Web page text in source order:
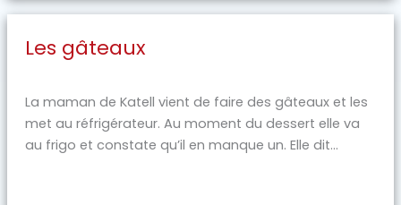
Les gâteaux
La maman de Katell vient de faire des gâteaux et les
met au réfrigérateur. Au moment du dessert elle va
au frigo et constate qu’il en manque un. Elle dit...